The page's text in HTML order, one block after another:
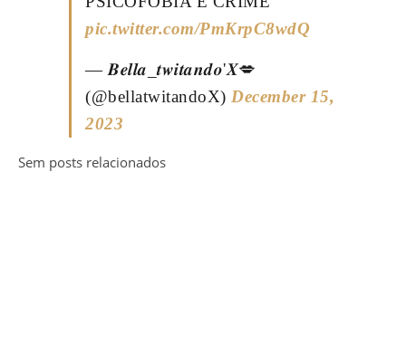
pic.twitter.com/PmKrpC8wdQ
— 𝑩𝒆𝒍𝒍𝒂_𝒕𝒘𝒊𝒕𝒂𝒏𝒅𝒐'𝑿💋
(@bellatwitandoX) December 15,
2023
Sem posts relacionados